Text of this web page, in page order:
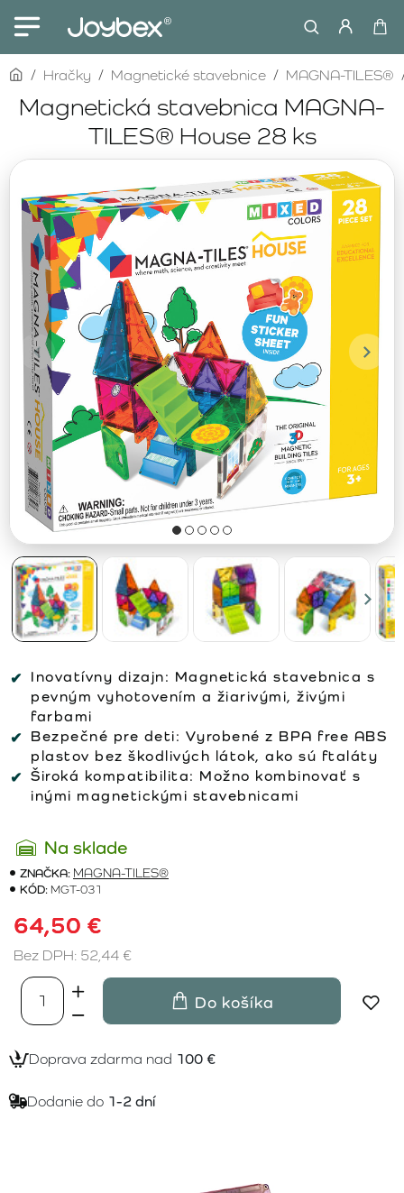
Magnetická stavebnica MAGNA-
TILES® House 28 ks
homeHračky Magnetické stavebnice MAGNA-TILES®
Inovatívny dizajn: Magnetická stavebnica s
pevným vyhotovením a žiarivými, živými
farbami
Bezpečné pre deti: Vyrobené z BPA free ABS
plastov bez škodlivých látok, ako sú ftaláty
Široká kompatibilita: Možno kombinovať s
inými magnetickými stavebnicami
Na sklade
ZNAČKA: MAGNA-TILES®
KÓD: MGT-031
64,50 €
Bez DPH: 52,44 €
Do košíka
Doprava zdarma nad 100 €
Dodanie do 1-2 dní